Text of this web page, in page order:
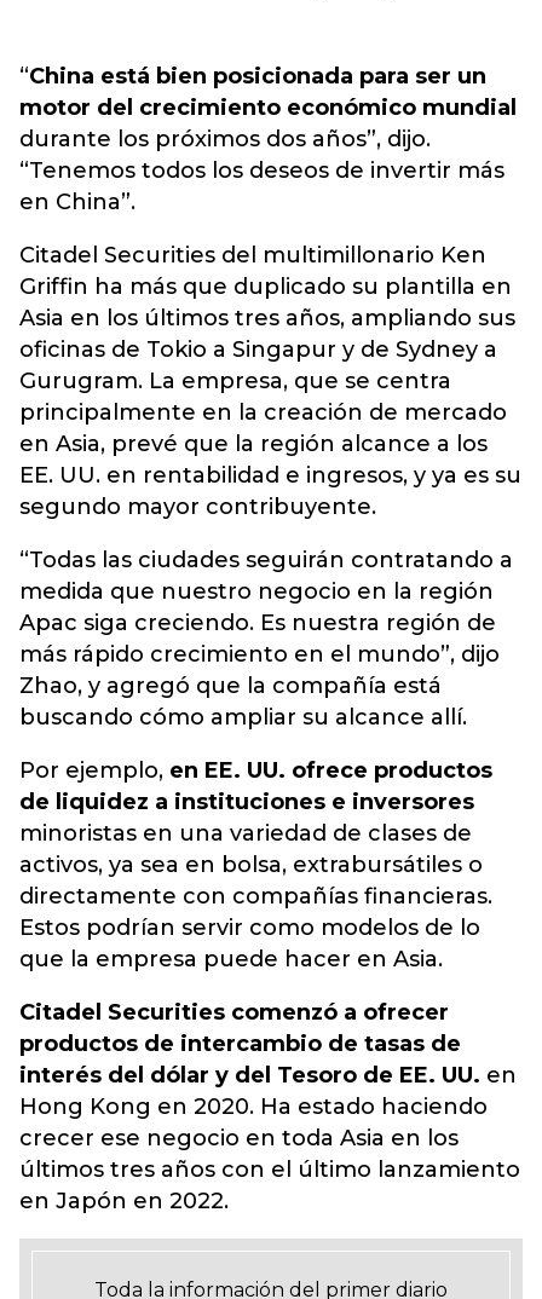
“China está bien posicionada para ser un
motor del crecimiento económico mundial
durante los próximos dos años”, dijo.
“Tenemos todos los deseos de invertir más
en China”.
Citadel Securities del multimillonario Ken
Griffin ha más que duplicado su plantilla en
Asia en los últimos tres años, ampliando sus
oficinas de Tokio a Singapur y de Sydney a
Gurugram. La empresa, que se centra
principalmente en la creación de mercado
en Asia, prevé que la región alcance a los
EE. UU. en rentabilidad e ingresos, y ya es su
segundo mayor contribuyente.
“Todas las ciudades seguirán contratando a
medida que nuestro negocio en la región
Apac siga creciendo. Es nuestra región de
más rápido crecimiento en el mundo”, dijo
Zhao, y agregó que la compañía está
buscando cómo ampliar su alcance allí.
Por ejemplo, en EE. UU. ofrece productos
de liquidez a instituciones e inversores
minoristas en una variedad de clases de
activos, ya sea en bolsa, extrabursátiles o
directamente con compañías financieras.
Estos podrían servir como modelos de lo
que la empresa puede hacer en Asia.
Citadel Securities comenzó a ofrecer
productos de intercambio de tasas de
interés del dólar y del Tesoro de EE. UU. en
Hong Kong en 2020. Ha estado haciendo
crecer ese negocio en toda Asia en los
últimos tres años con el último lanzamiento
en Japón en 2022.
Toda la información del primer diario